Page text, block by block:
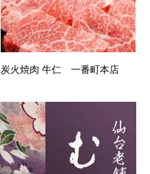
炭火焼肉 牛仁 一番町本店